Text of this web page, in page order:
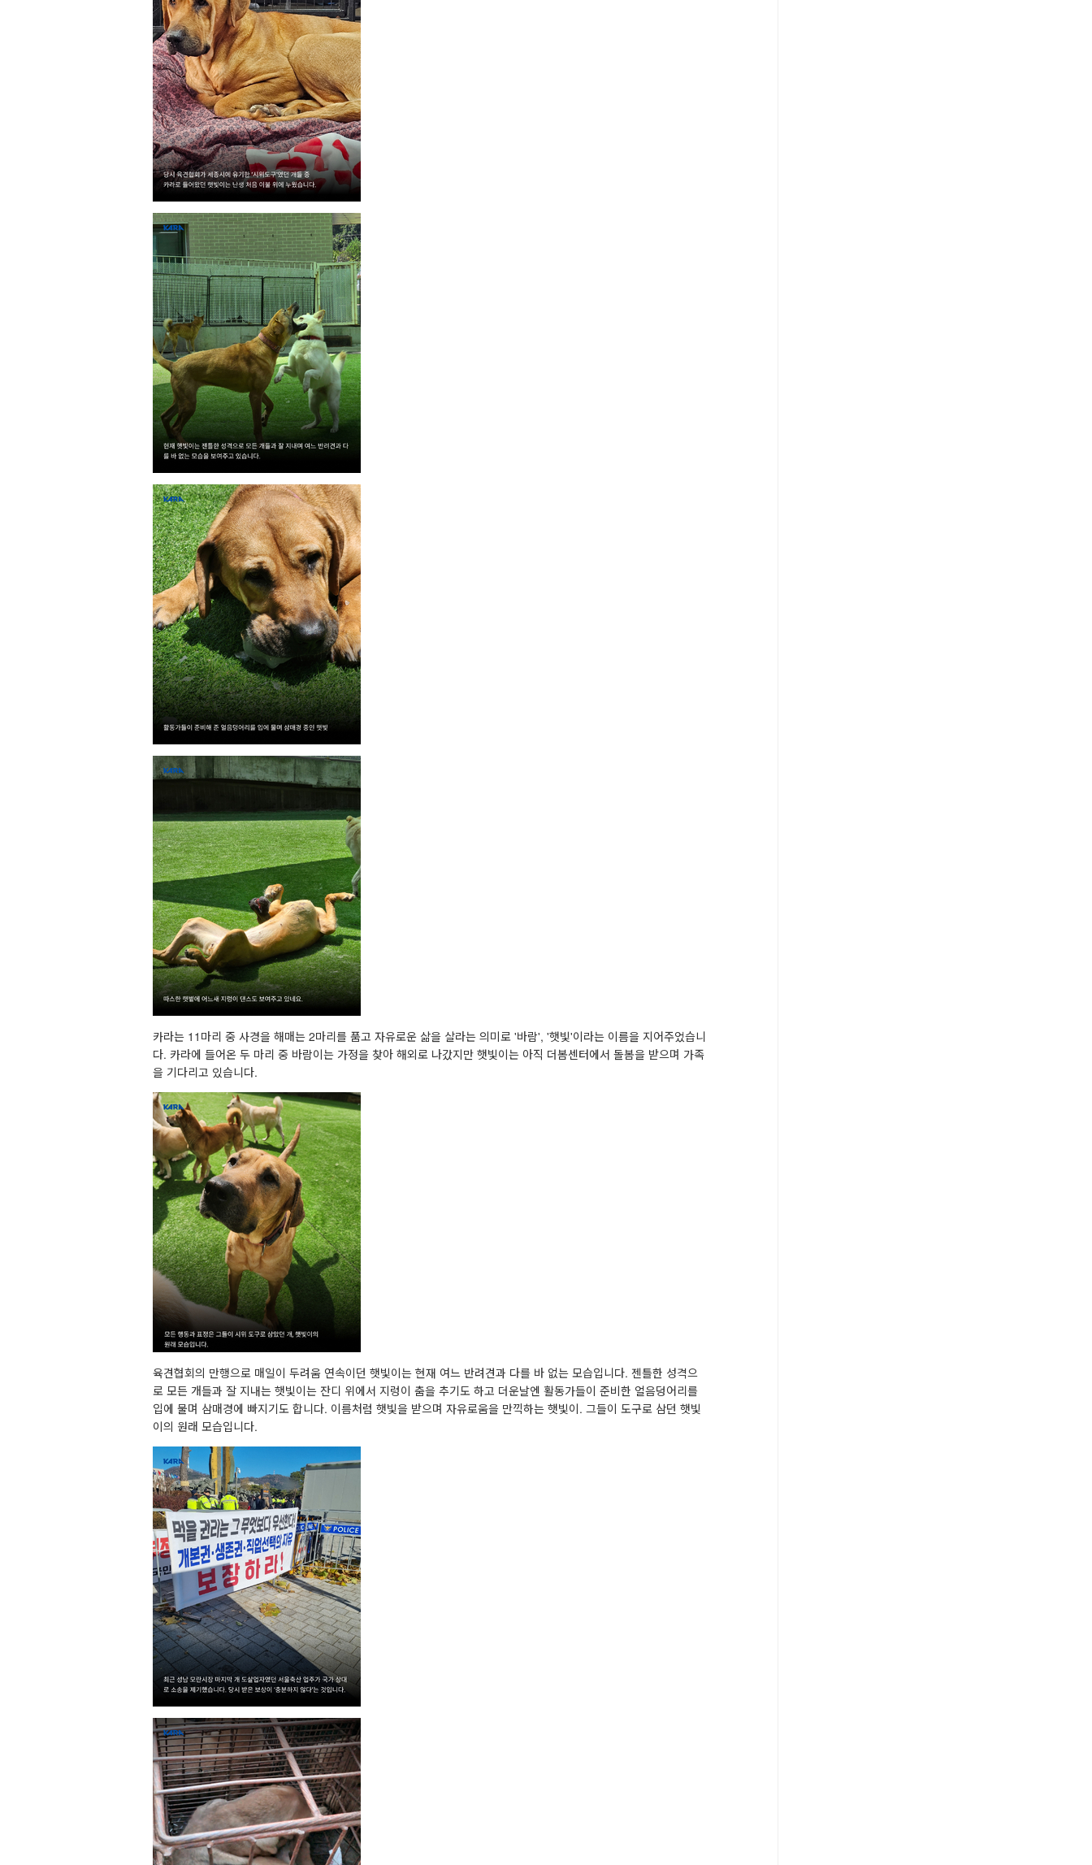
카라는 11마리 중 사경을 해매는 2마리를 품고 자유로운 삶을 살라는 의미로 '바람', '햇빛'이라는 이름을 지어주었습니
다. 카라에 들어온 두 마리 중 바람이는 가정을 찾아 해외로 나갔지만 햇빛이는 아직 더봄센터에서 돌봄을 받으며 가족
을 기다리고 있습니다.
육견협회의 만행으로 매일이 두려움 연속이던 햇빛이는 현재 여느 반려견과 다를 바 없는 모습입니다. 젠틀한 성격으
로 모든 개들과 잘 지내는 햇빛이는 잔디 위에서 지렁이 춤을 추기도 하고 더운날엔 활동가들이 준비한 얼음덩어리를
입에 물며 삼매경에 빠지기도 합니다. 이름처럼 햇빛을 받으며 자유로움을 만끽하는 햇빛이. 그들이 도구로 삼던 햇빛
이의 원래 모습입니다.